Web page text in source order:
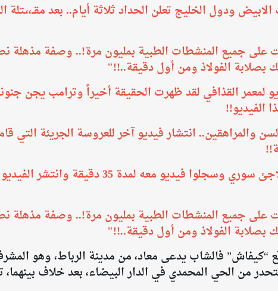
الابيض ودول الخليج تعلن الحداد ثلاثة أيام.. بعد
على جميع المنشطات الطبية بمليون مرة!.. وصفة
بصلابة الفولاذ ومن أول دقيقة..!!"
لمعمر القذافي لقد ظهرت الحقيقة أخيراً وترامب يجن
الفيديو!!
انتشار فيديو آخر للعروسة الجريئة التي
تم القبض على ثلاث فتيات استدرجوا لاجئ سوري
على جميع المنشطات الطبية بمليون مرة!.. وصفة
بصلابة الفولاذ ومن أول دقيقة..!!"
“كيفاش” فالشاب يدعى معاد، من مدينة الرباط، وهو
من الحي المحمدي في الدار البيضاء، بعد خلاف